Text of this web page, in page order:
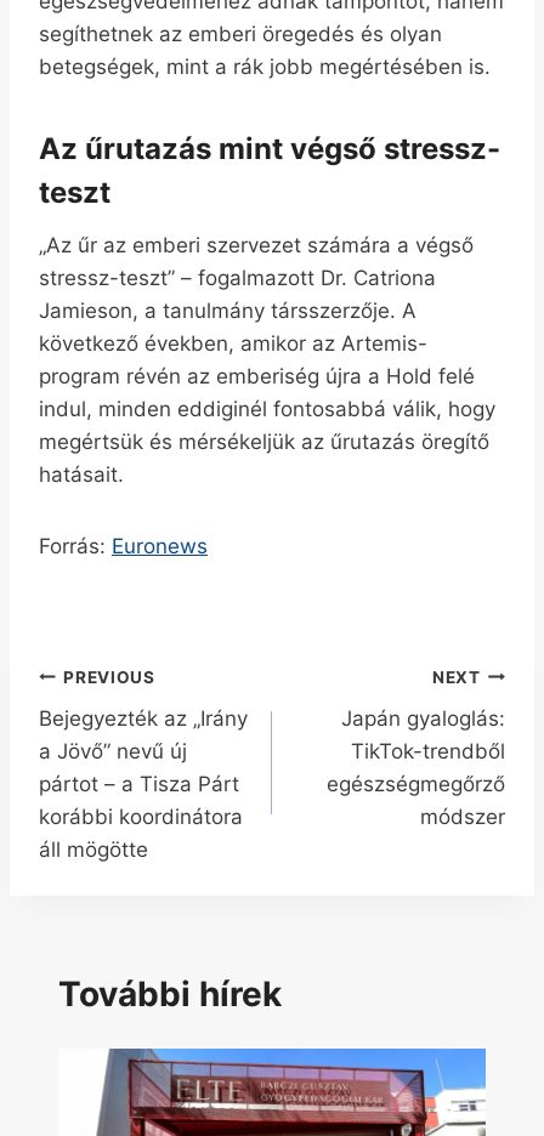
segíthetnek az emberi öregedés és olyan
betegségek, mint a rák jobb megértésében is.
Az űrutazás mint végső stressz-
teszt
„Az űr az emberi szervezet számára a végső
stressz-teszt” – fogalmazott Dr. Catriona
Jamieson, a tanulmány társszerzője. A
következő években, amikor az Artemis-
program révén az emberiség újra a Hold felé
indul, minden eddiginél fontosabbá válik, hogy
megértsük és mérsékeljük az űrutazás öregítő
hatásait.
Forrás: Euronews
Bejegyzés
navigáció
PREVIOUS
Bejegyezték az „Irány
a Jövő” nevű új
pártot – a Tisza Párt
korábbi koordinátora
áll mögötte
NEXT
Japán gyaloglás:
TikTok-trendből
egészségmegőrző
módszer
További hírek